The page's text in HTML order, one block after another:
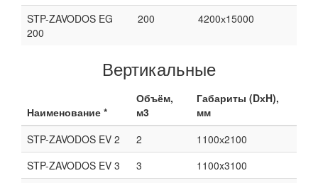
STP-ZAVODOS EG
200
200 4200х15000
Вертикальные
Наименование *
Объём,
м3
Габариты (DхH),
мм
STP-ZAVODOS EV 2
2
1100х2100
STP-ZAVODOS EV 3
3
1100x3100